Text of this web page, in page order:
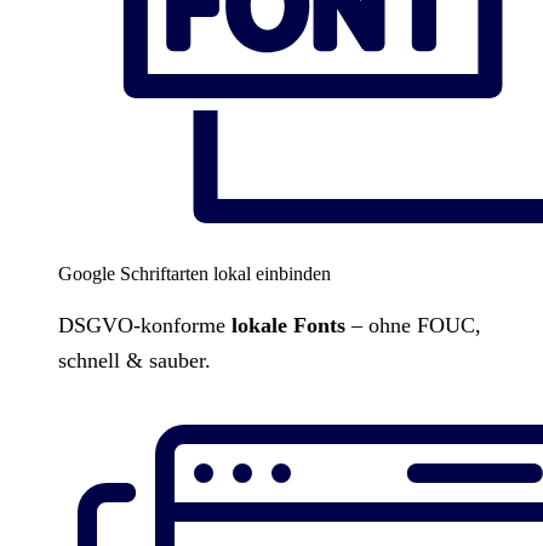
Google Schriftarten lokal einbinden
DSGVO-konforme lokale Fonts – ohne FOUC,
schnell & sauber.